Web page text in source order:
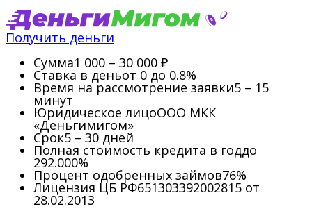
Получить деньги
Сумма1 000 – 30 000 ₽
Ставка в деньот 0 до 0.8%
Время на рассмотрение заявки5 – 15
минут
Юридическое лицоООО МКК
«Деньгимигом»
Срок5 – 30 дней
Полная стоимость кредита в годдо
292.000%
Процент одобренных займов76%
Лицензия ЦБ РФ651303392002815 от
28.02.2013